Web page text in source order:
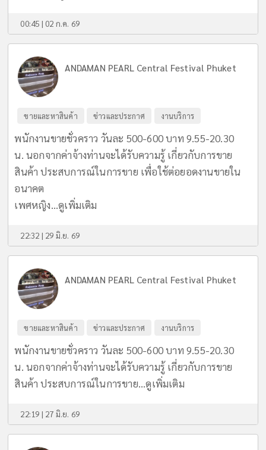
00:45 | 02 ก.ค. 69
ANDAMAN PEARL Central Festival Phuket
ขายและหาสินค้า ข่าวและประกาศ งานบริการ
พนักงานขายชั่วคราว วันละ 500-600 บาท 9.55-20.30
น. นอกจากค่าจ้างท่านจะได้รับความรู้ เกี่ยวกับการขาย
สินค้า ประสบการณ์ในการขาย เพื่อใช้ต่อยอดงานขายใน
อนาคต
เพศหญิง...ดูเพิ่มเติม
22:32 | 29 มิ.ย. 69
ANDAMAN PEARL Central Festival Phuket
ขายและหาสินค้า ข่าวและประกาศ งานบริการ
พนักงานขายชั่วคราว วันละ 500-600 บาท 9.55-20.30
น. นอกจากค่าจ้างท่านจะได้รับความรู้ เกี่ยวกับการขาย
สินค้า ประสบการณ์ในการขาย...ดูเพิ่มเติม
22:19 | 27 มิ.ย. 69